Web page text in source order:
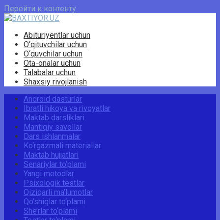
Перейти к контенту
Abituriyentlar uchun
O‘qituvchilar uchun
O‘quvchilar uchun
Ota-onalar uchun
Talabalar uchun
Shaxsiy rivojlanish
Android dasturlar
Ibratli hikoya va rivoyatlar
Maktab darsliklari
Mantiqiy savollar
Dars ishlanmalar
Ko‘rgazmali materiallar
Maktab hujjatlari
Senariylar to‘plami
Yangi metodlar
Psixologik testlar
Qiziqarli ma’lumotlar
Qo‘shiqlar to‘plami
She’rlar to‘plami